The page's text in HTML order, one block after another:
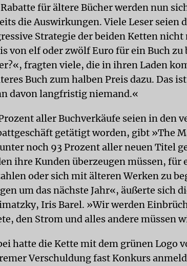
für ältere Bücher werden nun
die Auswirkungen. Viele Leser seien
Strategie der beiden Ketten
von elf oder zwölf Euro für ein Buch zu
fragten viele, die in ihren Laden
Buch zum halben Preis dazu. Das
davon langfristig niemand.«
aller Buchverkäufe seien in den
getätigt worden, gibt »The
noch 93 Prozent aller neuen Titel
ihre Kunden überzeugen müssen, für
oder sich mit älteren Werken zu
um das nächste Jahr«, äußerte sich
Iris Barel. »Wir werden
den Strom und alles andere müssen
hatte die Kette mit dem grünen Logo
Verschuldung fast Konkurs